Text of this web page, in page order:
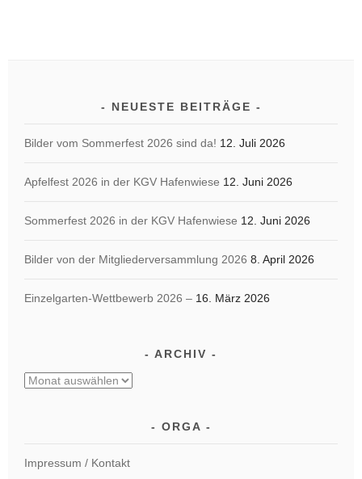
NEUESTE BEITRÄGE
Bilder vom Sommerfest 2026 sind da! 12. Juli 2026
Apfelfest 2026 in der KGV Hafenwiese 12. Juni 2026
Sommerfest 2026 in der KGV Hafenwiese 12. Juni 2026
Bilder von der Mitgliederversammlung 2026 8. April 2026
Einzelgarten-Wettbewerb 2026 – 16. März 2026
ARCHIV
Archiv
ORGA
Impressum / Kontakt